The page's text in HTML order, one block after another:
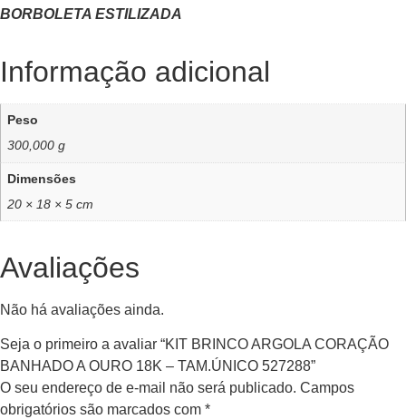
BORBOLETA ESTILIZADA
Informação adicional
Peso
300,000 g
Dimensões
20 × 18 × 5 cm
Avaliações
Não há avaliações ainda.
Seja o primeiro a avaliar “KIT BRINCO ARGOLA CORAÇÃO
BANHADO A OURO 18K – TAM.ÚNICO 527288”
O seu endereço de e-mail não será publicado. Campos
obrigatórios são marcados com *